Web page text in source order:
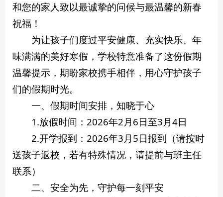
和您的家人致以最诚挚的问候与最温馨的新春
祝福！
为让孩子们度过平安健康、充实快乐、年
味满满的美好寒假，学校特意准备了这份假期
温馨提示，期盼家校携手相伴，用心守护孩子
们的假期时光。
一、假期时间安排，知晓于心
1.放假时间：2026年2月6日至3月4日
2.开学报到：2026年3月5日报到（请按时
送孩子返校，若有特殊情况，请提前与班主任
联系）
二、安全为先，守护每一刻平安